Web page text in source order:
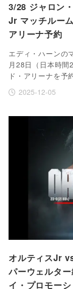
3/28 ジャロン
Jr マッチルー
アリーナ予約
エディ・ハーンの
月28日（日本時
ド・アリーナを
2025-12-05
オルティスJr
パーウェルタ
イ・プロモー